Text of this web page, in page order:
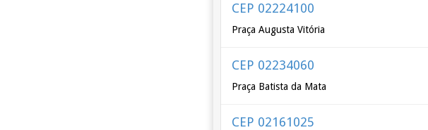
CEP 02224100
Praça Augusta Vitória
CEP 02234060
Praça Batista da Mata
CEP 02161025